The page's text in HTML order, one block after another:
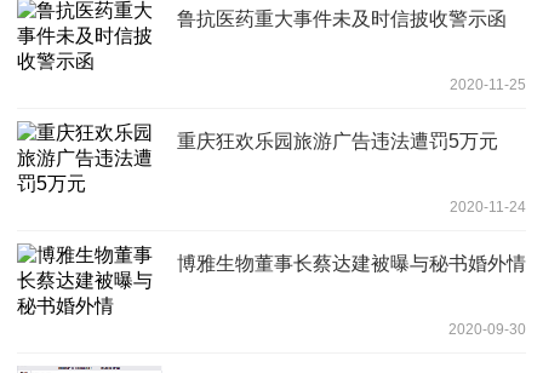
鲁抗医药重大事件未及时信披收警示函
2020-11-25
重庆狂欢乐园旅游广告违法遭罚5万元
2020-11-24
博雅生物董事长蔡达建被曝与秘书婚外情
2020-09-30